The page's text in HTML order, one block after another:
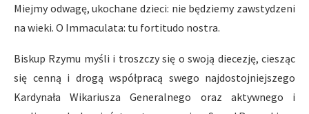
Miejmy odwagę, ukochane dzieci: nie będziemy zawstydzeni
na wieki. O Immaculata: tu fortitudo nostra.
Biskup Rzymu myśli i troszczy się o swoją diecezję, ciesząc
się cenną i drogą współpracą swego najdostojniejszego
Kardynała Wikariusza Generalnego oraz aktywnego i